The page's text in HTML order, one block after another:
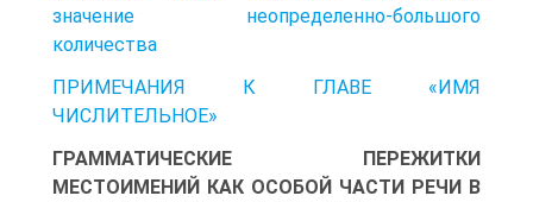
значение неопределенно-большого
количества
ПРИМЕЧАНИЯ К ГЛАВЕ «ИМЯ
ЧИСЛИТЕЛЬНОЕ»
ГРАММАТИЧЕСКИЕ ПЕРЕЖИТКИ
МЕСТОИМЕНИЙ КАК ОСОБОЙ ЧАСТИ РЕЧИ В